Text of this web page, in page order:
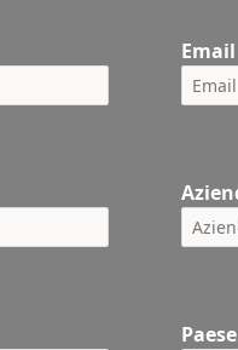
Email
Paese